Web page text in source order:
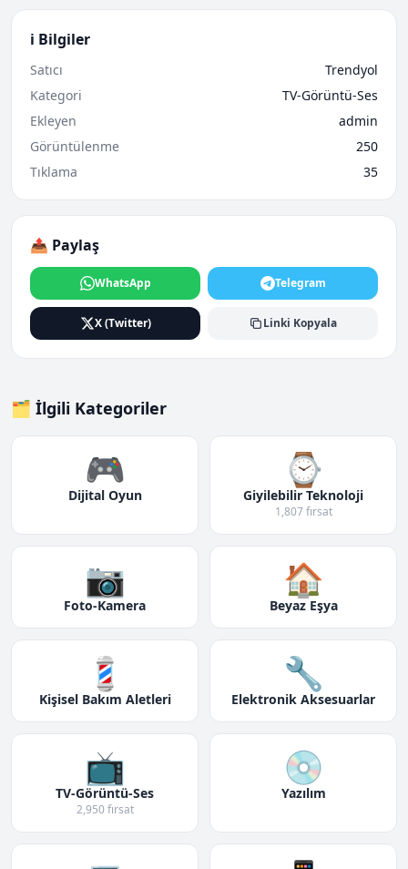
ℹ️ Bilgiler
Satıcı
Trendyol
Kategori
TV-Görüntü-Ses
Ekleyen
admin
Görüntülenme
250
Tıklama
35
📤 Paylaş
WhatsApp Telegram
X (Twitter) Linki Kopyala
🗂️ İlgili Kategoriler
🎮
Dijital Oyun
⌚
Giyilebilir Teknoloji
1,807 fırsat
📷
Foto-Kamera
🏠
Beyaz Eşya
💈
Kişisel Bakım Aletleri
🔧
Elektronik Aksesuarlar
📺
TV-Görüntü-Ses
2,950 fırsat
💿
Yazılım